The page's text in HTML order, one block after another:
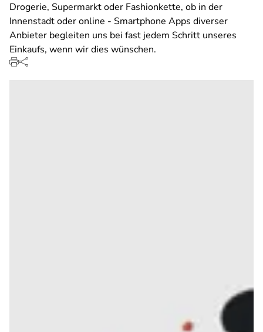
Drogerie, Supermarkt oder Fashionkette, ob in der
Innenstadt oder online - Smartphone Apps diverser
Anbieter begleiten uns bei fast jedem Schritt unseres
Einkaufs, wenn wir dies wünschen.